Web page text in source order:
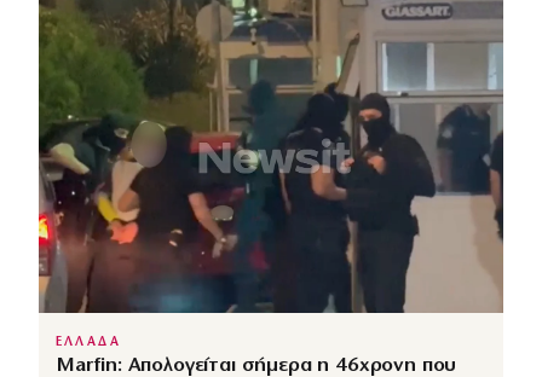
ΕΛΛΑΔΑ
Marfin: Απολογείται σήμερα η 46χρονη που